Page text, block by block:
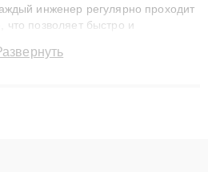
инженер регулярно проходит
позволяет быстро и
лет. Наши мастера решают